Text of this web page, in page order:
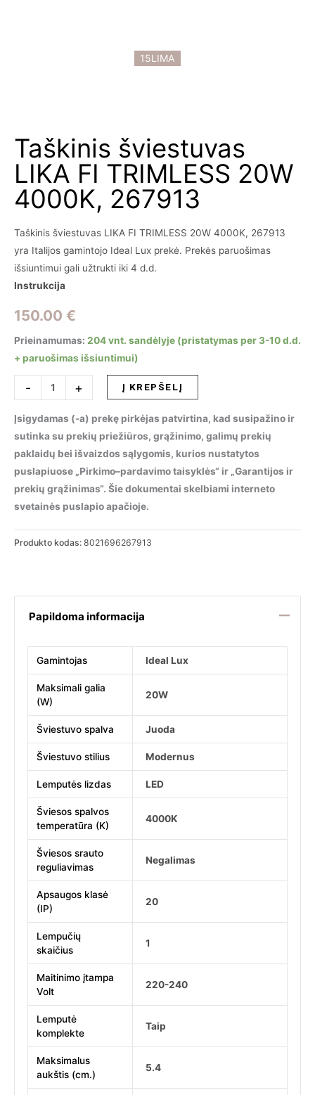
15LIMA
Taškinis šviestuvas
LIKA FI TRIMLESS 20W
4000K, 267913
Taškinis šviestuvas LIKA FI TRIMLESS 20W 4000K, 267913
yra Italijos gamintojo Ideal Lux prekė. Prekės paruošimas
išsiuntimui gali užtrukti iki 4 d.d.
Instrukcija
150.00 €
Prieinamumas: 204 vnt. sandėlyje (pristatymas per 3-10 d.d.
+ paruošimas išsiuntimui)
-
produkto
kiekis:
Taškinis
šviestuvas
LIKA
FI
TRIMLESS
20W
267913
+ Į KREPŠELĮ
Įsigydamas (-a) prekę pirkėjas patvirtina, kad susipažino ir
sutinka su prekių priežiūros, grąžinimo, galimų prekių
paklaidų bei išvaizdos sąlygomis, kurios nustatytos
puslapiuose „Pirkimo–pardavimo taisyklės“ ir „Garantijos ir
prekių grąžinimas“. Šie dokumentai skelbiami interneto
svetainės puslapio apačioje.
Produkto kodas: 8021696267913
Papildoma informacija
Gamintojas Ideal Lux
Maksimali galia
(W)
20W
Šviestuvo spalva Juoda
Šviestuvo stilius Modernus
Lemputės lizdas LED
Šviesos spalvos
temperatūra (K)
4000K
Šviesos srauto
reguliavimas
Negalimas
Apsaugos klasė
(IP)
20
Lempučių
skaičius
1
Maitinimo įtampa
Volt
220-240
Lemputė
komplekte
Taip
Maksimalus
aukštis (cm.)
5.4